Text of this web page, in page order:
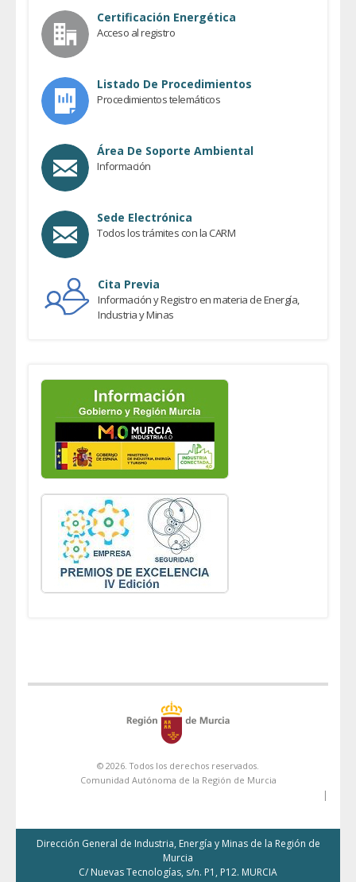
Certificación Energética
Acceso al registro
Listado De Procedimientos
Procedimientos telemáticos
Área De Soporte Ambiental
Información
Sede Electrónica
Todos los trámites con la CARM
Cita Previa
Información y Registro en materia de Energía,
Industria y Minas
© 2026. Todos los derechos reservados.
Comunidad Autónoma de la Región de Murcia
|
Dirección General de Industria, Energía y Minas de la Región de
Murcia
C/ Nuevas Tecnologías, s/n. P1, P12. MURCIA